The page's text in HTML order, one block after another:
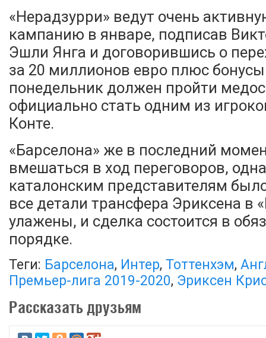
«Нерадзурри» ведут очень
кампанию в январе, подписав
Эшли Янга и договорившись о
за 20 миллионов евро плюс
понедельник должен пройти
официально стать одним из
Конте.
«Барселона» же в последний
вмешаться в ход переговоров,
каталонским представителям
все детали трансфера Эриксена в
улажены, и сделка состоится в
порядке.
Теги: Барселона, Интер, Тоттенхэм,
Премьер-лига 2019-2020, Эриксен
Рассказать друзьям